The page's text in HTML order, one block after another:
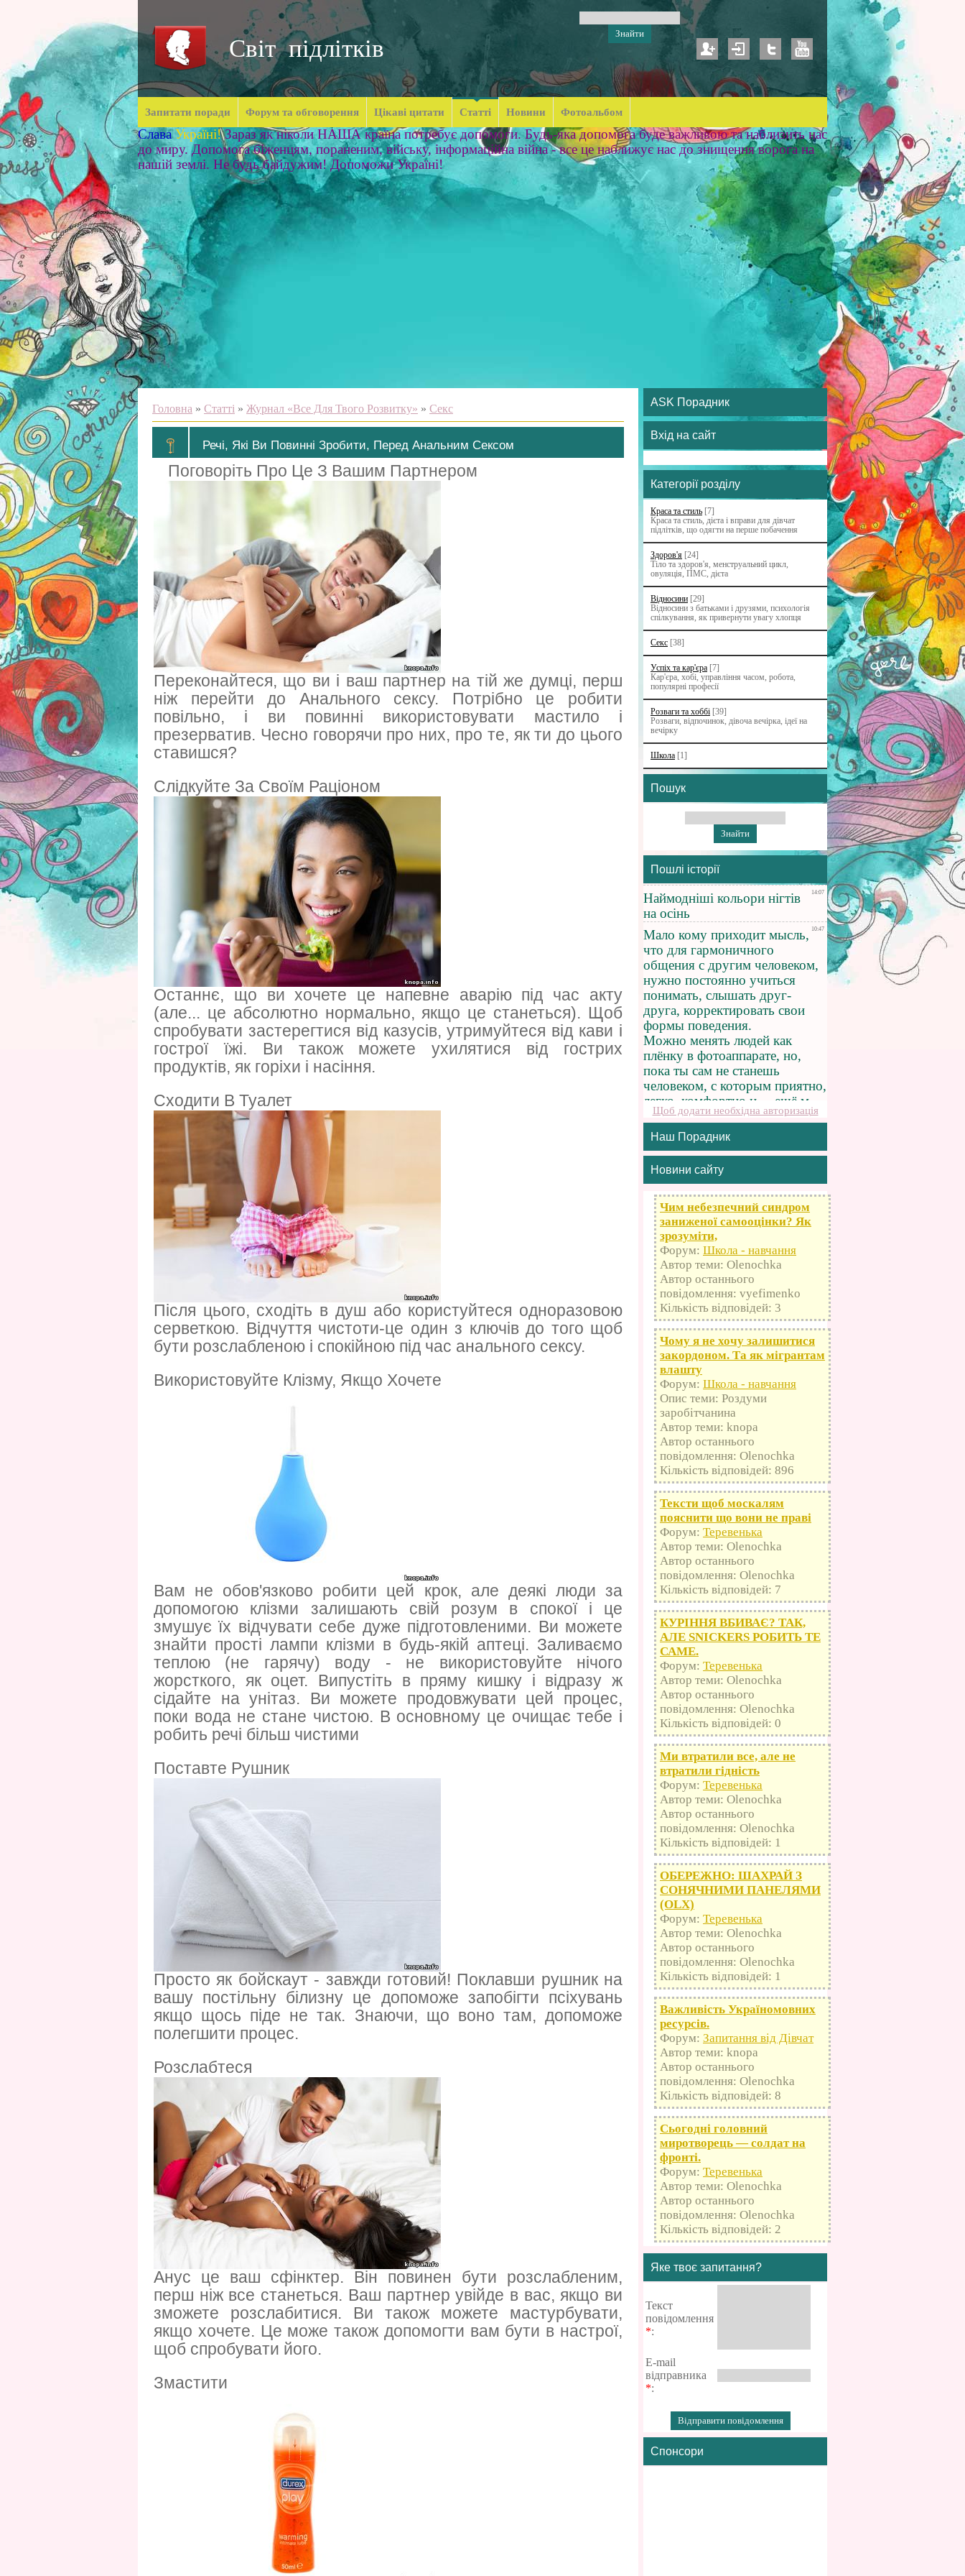
Світ підлітків
Запитати поради Форум та обговорення Цікаві цитати Статті Новини Фотоальбом
Слава Україні! Зараз як ніколи НАША країна потребує допомоги. Будь-яка допомога буде важливою та наблизить нас
до миру. Допомога біженцям, пораненим, війську, інформаційна війна - все це наближує нас до знищення ворога на
нашій землі. Не будь байдужим! Допоможи Україні!
Головна » Статті » Журнал «Все Для Твого Розвитку» » Секс
Речі, Які Ви Повинні Зробити, Перед Анальним Сексом
Поговоріть Про Це З Вашим Партнером
Переконайтеся, що ви і ваш партнер на тій же думці, перш
ніж перейти до Анального сексу. Потрібно це робити
повільно, і ви повинні використовувати мастило і
презерватив. Чесно говорячи про них, про те, як ти до цього
ставишся?
Слідкуйте За Своїм Раціоном
Останнє, що ви хочете це напевне аварію під час акту
(але... це абсолютно нормально, якщо це станеться). Щоб
спробувати застерегтися від казусів, утримуйтеся від кави і
гострої їжі. Ви також можете ухилятися від гострих
продуктів, як горіхи і насіння.
Сходити В Туалет
Після цього, сходіть в душ або користуйтеся одноразовою
серветкою. Відчуття чистоти-це один з ключів до того щоб
бути розслабленою і спокійною під час анального сексу.
Використовуйте Клізму, Якщо Хочете
Вам не обов'язково робити цей крок, але деякі люди за
допомогою клізми залишають свій розум в спокої і це
змушує їх відчувати себе дуже підготовленими. Ви можете
знайти прості лампи клізми в будь-якій аптеці. Заливаємо
теплою (не гарячу) воду - не використовуйте нічого
жорсткого, як оцет. Випустіть в пряму кишку і відразу ж
сідайте на унітаз. Ви можете продовжувати цей процес,
поки вода не стане чистою. В основному це очищає тебе і
робить речі більш чистими
Поставте Рушник
Просто як бойскаут - завжди готовий! Поклавши рушник на
вашу постільну білизну це допоможе запобігти псіхувань
якщо щось піде не так. Знаючи, що воно там, допоможе
полегшити процес.
Розслабтеся
Анус це ваш сфінктер. Він повинен бути розслабленим,
перш ніж все станеться. Ваш партнер увійде в вас, якщо ви
зможете розслабитися. Ви також можете мастурбувати,
якщо хочете. Це може також допомогти вам бути в настрої,
щоб спробувати його.
Змастити
ASK Порадник
Вхід на сайт
Категорії розділу
Краса та стиль [7]
Краса та стиль, дієта і вправи для дівчат
підлітків, що одягти на перше побачення
Здоров'я [24]
Тіло та здоров'я, менструальний цикл,
овуляція, ПМС, дієта
Відносини [29]
Відносини з батьками i друзями, психологія
спілкування, як привернути увагу хлопця
Секс [38]
Успіх та кар'єра [7]
Кар'єра, хобі, управління часом, робота,
популярні професії
Розваги та хоббі [39]
Розваги, відпочинок, дівоча вечірка, ідеї на
вечірку
Школа [1]
Пошук
Пошлі історії
Щоб додати необхідна авторизація
Наш Порадник
Новини сайту
Чим небезпечний синдром
заниженої самооцінки? Як
зрозуміти,
Форум: Школа - навчання
Автор теми: Olenochka
Автор останнього
повідомлення: vyefimenko
Кількість відповідей: 3
Чому я не хочу залишитися
закордоном. Та як мігрантам
влашту
Форум: Школа - навчання
Опис теми: Роздуми
заробітчанина
Автор теми: knopa
Автор останнього
повідомлення: Olenochka
Кількість відповідей: 896
Тексти щоб москалям
пояснити що вони не праві
Форум: Теревенька
Автор теми: Olenochka
Автор останнього
повідомлення: Olenochka
Кількість відповідей: 7
КУРІННЯ ВБИВАЄ? ТАК,
АЛЕ SNICKERS РОБИТЬ ТЕ
САМЕ.
Форум: Теревенька
Автор теми: Olenochka
Автор останнього
повідомлення: Olenochka
Кількість відповідей: 0
Ми втратили все, але не
втратили гідність
Форум: Теревенька
Автор теми: Olenochka
Автор останнього
повідомлення: Olenochka
Кількість відповідей: 1
ОБЕРЕЖНО: ШАХРАЙ З
СОНЯЧНИМИ ПАНЕЛЯМИ
(OLX)
Форум: Теревенька
Автор теми: Olenochka
Автор останнього
повідомлення: Olenochka
Кількість відповідей: 1
Важливість Україномовних
ресурсів.
Форум: Запитання від Дівчат
Автор теми: knopa
Автор останнього
повідомлення: Olenochka
Кількість відповідей: 8
Сьогодні головний
миротворець — солдат на
фронті.
Форум: Теревенька
Автор теми: Olenochka
Автор останнього
повідомлення: Olenochka
Кількість відповідей: 2
Яке твоє запитання?
Текст
повідомлення
*:
E-mail
відправника
*:
Спонсори